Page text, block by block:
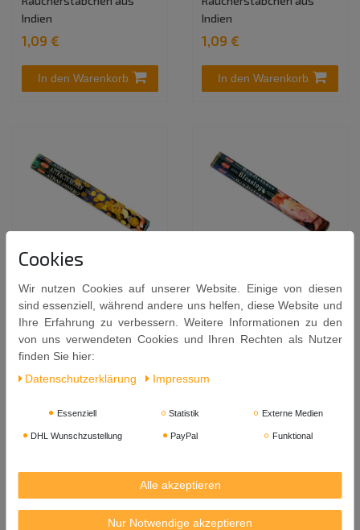
Indien
1,09 €
In den Warenkorb
Indien
1,09 €
In den Warenkorb
[ ATTRACTS MONEY ]
handgerollte
Räucherstäbchen aus
Indien
1,09 €
In den Warenkorb
[ DIVINE BLESSING -
GÖTTLICHER SEGEN ]
handgerollte
Cookies
Wir nutzen Cookies auf unserer Website. Einige von diesen
sind essenziell, während andere uns helfen, diese Website und
Ihre Erfahrung zu verbessern. Weitere Informationen zu den
von uns verwendeten Cookies und Ihren Rechten als Nutzer
finden Sie hier:
Daten­schutz­erklärung
Impressum
Essenziell Statistik Externe Medien
DHL Wunschzustellung PayPal Funktional
Alle akzeptieren
Nur Notwendige akzeptieren